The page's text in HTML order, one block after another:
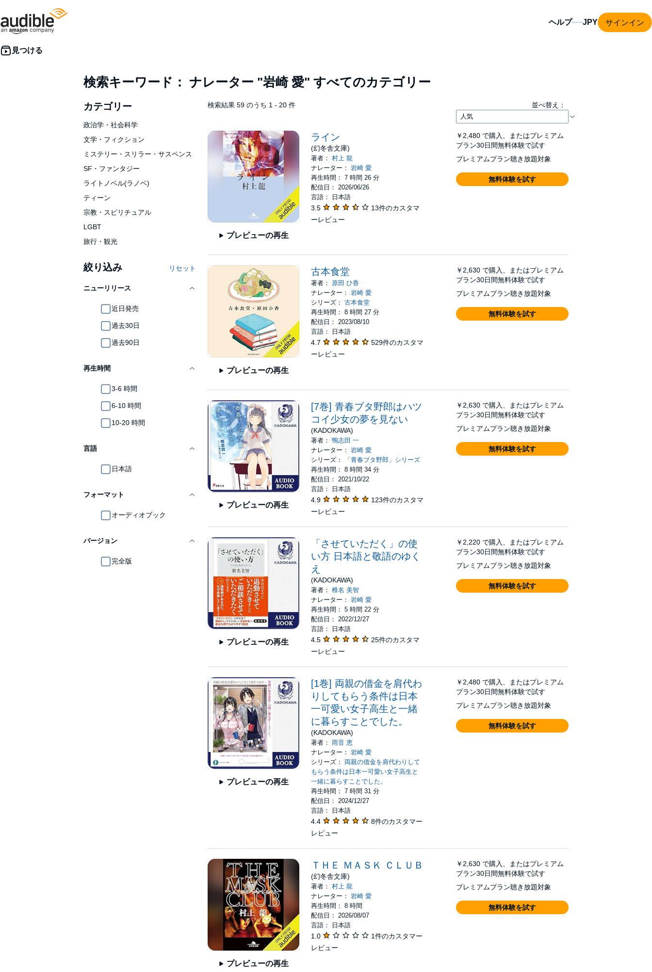
ヘルプ サインイン
検索キーワード： ナレーター "岩崎 愛" すべてのカテゴリー
カテゴリー
政治学・社会科学
文学・フィクション
ミステリー・スリラー・サスペンス
SF・ファンタジー
ライトノベル(ラノベ)
ティーン
宗教・スピリチュアル
LGBT
旅行・観光
絞り込み リセット
ニューリリース
近日発売
過去30日
過去90日
再生時間
3-6 時間
6-10 時間
10-20 時間
言語
日本語
フォーマット
オーディオブック
バージョン
完全版
検索結果 59 のうち 1 - 20 件 並べ替え：
プレビューの再生
ライン
(幻冬舎文庫)
著者：村上 龍
ナレーター：岩崎 愛
再生時間： 7 時間 26 分
配信日： 2026/06/26
言語： 日本語
3.5
13件のカスタマ
ーレビュー
￥2,480 で購入、またはプレミアム
プラン30日間無料体験で試す
プレミアムプラン聴き放題対象
無料体験を試す
プレビューの再生
古本食堂
著者： 原田 ひ香
ナレーター：岩崎 愛
シリーズ：古本食堂
再生時間： 8 時間 27 分
配信日： 2023/08/10
言語： 日本語
4.7
529件のカスタマ
ーレビュー
￥2,630 で購入、またはプレミアム
プラン30日間無料体験で試す
プレミアムプラン聴き放題対象
無料体験を試す
プレビューの再生
[7巻] 青春ブタ野郎はハツ
コイ少女の夢を見ない
(KADOKAWA)
著者：鴨志田 一
ナレーター：岩崎 愛
シリーズ：
「青春ブタ野郎」シリーズ
再生時間： 8 時間 34 分
配信日： 2021/10/22
言語： 日本語
4.9
123件のカスタマ
ーレビュー
￥2,630 で購入、またはプレミアム
プラン30日間無料体験で試す
プレミアムプラン聴き放題対象
無料体験を試す
プレビューの再生
「させていただく」の使
い方 日本語と敬語のゆく
え
(KADOKAWA)
著者：椎名 美智
ナレーター：岩崎 愛
再生時間： 5 時間 22 分
配信日： 2022/12/27
言語： 日本語
4.5
25件のカスタマ
ーレビュー
￥2,220 で購入、またはプレミアム
プラン30日間無料体験で試す
プレミアムプラン聴き放題対象
無料体験を試す
プレビューの再生
[1巻] 両親の借金を肩代わ
りしてもらう条件は日本
一可愛い女子高生と一緒
に暮らすことでした。
(KADOKAWA)
著者：雨音 恵
ナレーター：岩崎 愛
シリーズ：両親の借金を肩代わりして
もらう条件は日本一可愛い女子高生と
一緒に暮らすことでした。
再生時間： 7 時間 31 分
配信日： 2024/12/27
言語： 日本語
4.4
8件のカスタマー
レビュー
￥2,480 で購入、またはプレミアム
プラン30日間無料体験で試す
プレミアムプラン聴き放題対象
無料体験を試す
プレビューの再生
ＴＨＥ ＭＡＳＫ ＣＬＵＢ
(幻冬舎文庫)
著者：村上 龍
ナレーター：岩崎 愛
再生時間： 8 時間
配信日： 2026/08/07
言語： 日本語
1.0
1件のカスタマー
レビュー
￥2,630 で購入、またはプレミアム
プラン30日間無料体験で試す
プレミアムプラン聴き放題対象
無料体験を試す